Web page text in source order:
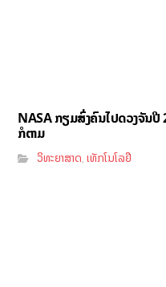
NASA ກຽມສົ່ງຄົນໄປດວງຈັນປີ
ກໍຕາມ
ວິທະຍາສາດ,ເທັກໂນໂລຢີ